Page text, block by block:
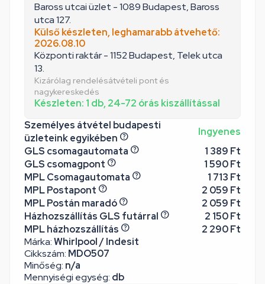
Márka:Whirlpool / Indesit
Cikkszám: MDO507
Minőség: n/a
Mennyiségi egység: db
Baross utcai üzlet - 1089 Budapest, Baross
utca 127.
Külső készleten, leghamarabb átvehető:
2026.08.10
Központi raktár - 1152 Budapest, Telek utca
13.
Kizárólag rendelésátvételi pont és
nagykereskedés
Készleten: 1 db, 24-72 órás kiszállítással
Személyes átvétel budapesti
üzleteink egyikében
Ingyenes
GLS csomagautomata
1 389 Ft
GLS csomagpont
1 590 Ft
MPL Csomagautomata
1 713 Ft
MPL Postapont
2 059 Ft
MPL Postán maradó
2 059 Ft
Házhozszállítás GLS futárral
2 150 Ft
MPL házhozszállítás
2 290 Ft